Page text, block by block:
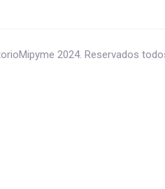
2024. Reservados